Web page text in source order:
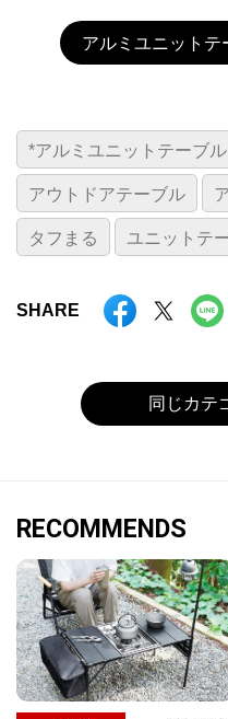
アルミユニット
*アルミユニットテーブル
アウトドアテーブル
タフまる ユニットテ
SHARE
同じカテ
RECOMMENDS